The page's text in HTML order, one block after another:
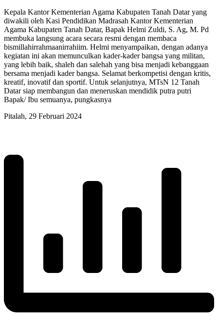
Kepala Kantor Kementerian Agama Kabupaten Tanah Datar yang
diwakili oleh Kasi Pendidikan Madrasah Kantor Kementerian
Agama Kabupaten Tanah Datar, Bapak Helmi Zuldi, S. Ag, M. Pd
membuka langsung acara secara resmi dengan membaca
bismillahirrahmaanirrahiim. Helmi menyampaikan, dengan adanya
kegiatan ini akan memunculkan kader-kader bangsa yang militan,
yang lebih baik, shaleh dan salehah yang bisa menjadi kebanggaan
bersama menjadi kader bangsa. Selamat berkompetisi dengan kritis,
kreatif, inovatif dan sportif. Untuk selanjutnya, MTsN 12 Tanah
Datar siap membangun dan meneruskan mendidik putra putri
Bapak/ Ibu semuanya, pungkasnya
Pitalah, 29 Februari 2024